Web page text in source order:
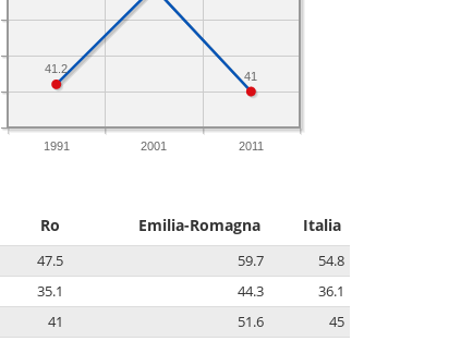
1991 2001 2011
41
41.2
Ro Emilia-Romagna Italia
47.5 59.7
54.8
35.1 44.3
36.1
41 51.6
45